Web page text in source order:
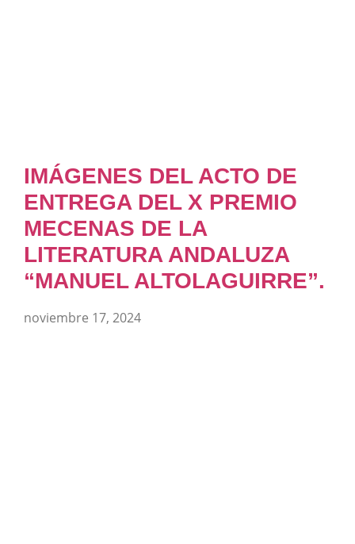
IMÁGENES DEL ACTO DE
ENTREGA DEL X PREMIO
MECENAS DE LA
LITERATURA ANDALUZA
“MANUEL ALTOLAGUIRRE”.
noviembre 17, 2024